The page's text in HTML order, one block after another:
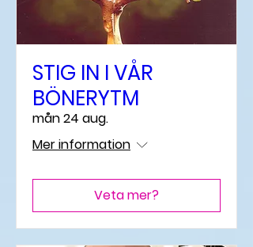
STIG IN I VÅR
BÖNERYTM
mån 24 aug.
Mer information
Veta mer?